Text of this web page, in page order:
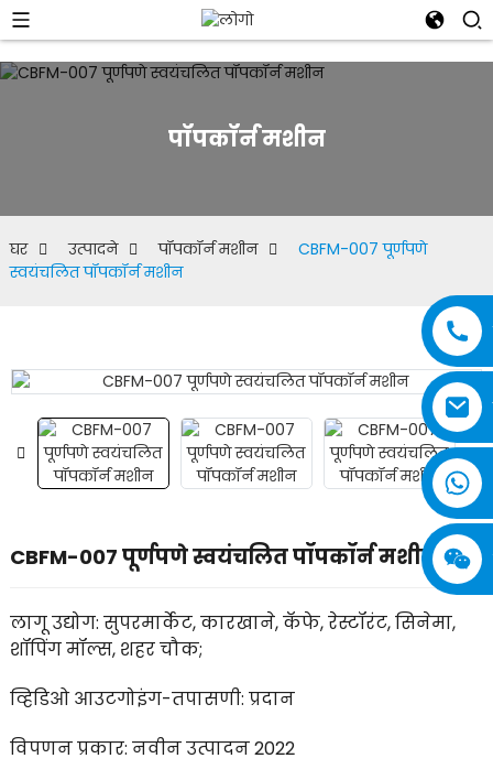
पॉपकॉर्न मशीन
घर उत्पादने पॉपकॉर्न मशीन
CBFM-007 पूर्णपणे
स्वयंचलित पॉपकॉर्न मशीन
CBFM-007 पूर्णपणे स्वयंचलित पॉपकॉर्न मशीन
लागू उद्योग: सुपरमार्केट, कारखाने, कॅफे, रेस्टॉरंट, सिनेमा,
शॉपिंग मॉल्स, शहर चौक;
व्हिडिओ आउटगोइंग-तपासणी: प्रदान
विपणन प्रकार: नवीन उत्पादन 2022